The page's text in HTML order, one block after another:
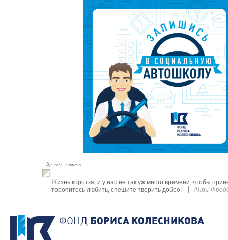
Жизнь коротка, и у нас не так уж много времени, чтобы
торопитесь любить, спешите творить добро!
Анри-
ФОНД БОРИСА КОЛЕСНИКОВА